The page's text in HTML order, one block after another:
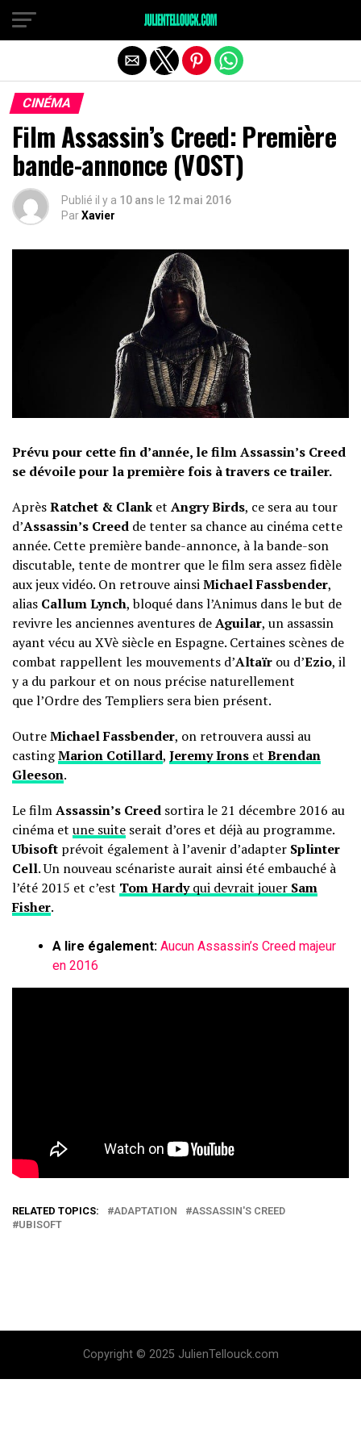
CINÉMA
Film Assassin’s Creed: Première
bande-annonce (VOST)
Publié il y a 10 ans le 12 mai 2016
ParXavier
Prévu pour cette fin d’année, le film Assassin’s Creed
se dévoile pour la première fois à travers ce trailer.
AprèsRatchet & Clank et Angry Birds, ce sera au tour
d’Assassin’s Creed de tenter sa chance au cinéma cette
année. Cette première bande-annonce, à la bande-son
discutable, tente de montrer que le film sera assez fidèle
aux jeux vidéo. On retrouve ainsiMichael Fassbender,
alias Callum Lynch, bloqué dans l’Animus dans le but de
revivre les anciennes aventures deAguilar, un assassin
ayant vécu au XVè siècle en Espagne. Certaines scènes de
combat rappellent les mouvements d’Altaïr ou d’Ezio, il
y a du parkour et on nous précise naturellement
que l’Ordre des Templiers sera bien présent.
OutreMichael Fassbender, on retrouvera aussi au
castingMarion Cotillard, Jeremy Irons et Brendan
Gleeson.
Le filmAssassin’s Creed sortira le 21 décembre 2016 au
cinéma et une suite serait d’ores et déjà au programme.
Ubisoft prévoit également à l’avenir d’adapter Splinter
Cell. Un nouveau scénariste aurait ainsi été embauché à
l’été 2015 et c’est Tom Hardyqui devrait jouer Sam
Fisher.
A lire également: Aucun Assassin’s Creed majeur
en 2016
RELATED TOPICS: ADAPTATION
ASSASSIN'S CREED
UBISOFT
Copyright © 2025 JulienTellouck.com